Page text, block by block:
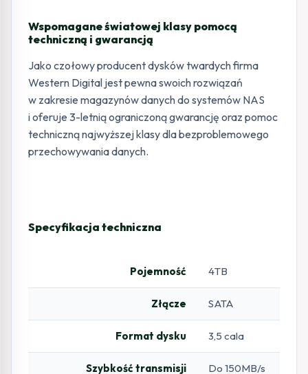
Wspomagane światowej klasy pomocą
techniczną i gwarancją
Jako czołowy producent dysków twardych firma
Western Digital jest pewna swoich rozwiązań
w zakresie magazynów danych do systemów NAS
i oferuje 3-letnią ograniczoną gwarancję oraz pomoc
techniczną najwyższej klasy dla bezproblemowego
przechowywania danych.
Specyfikacja techniczna
Pojemność 4TB
Złącze SATA
Format dysku 3,5 cala
Szybkość transmisji Do 150MB/s